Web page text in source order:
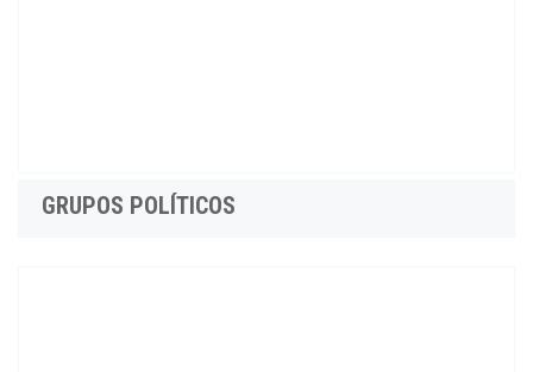
GRUPOS POLÍTICOS